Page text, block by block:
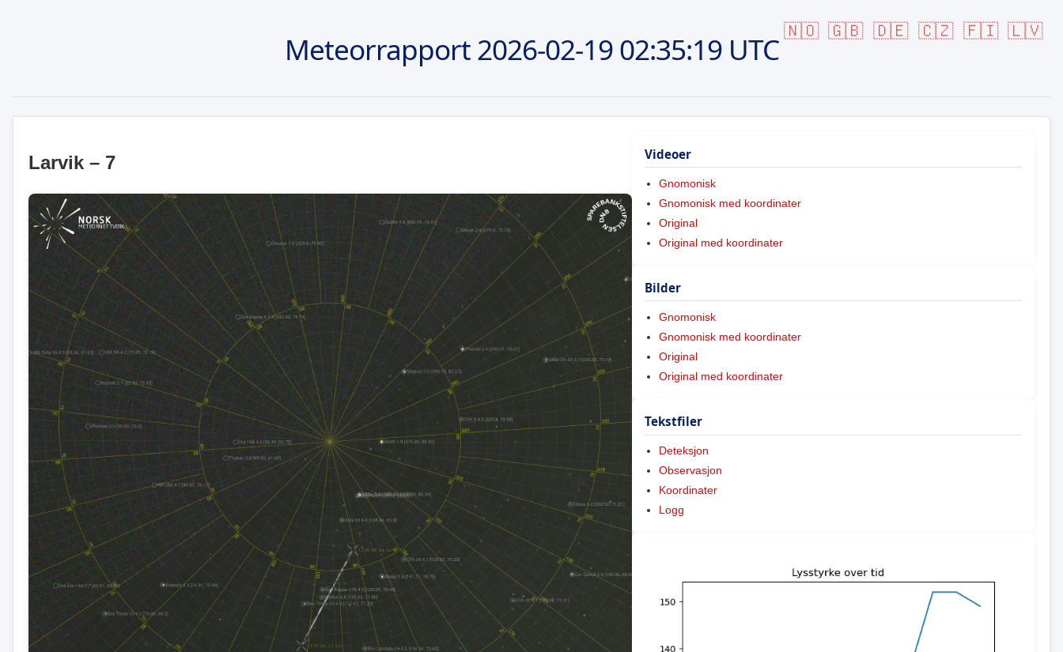
🇳🇴 🇬🇧 🇩🇪 🇨🇿 🇫🇮 🇱🇻
Meteorrapport2026-02-1902:35:19 UTC
Larvik – 7 Videoer
Gnomonisk
Gnomonisk med koordinater
Original
Original med koordinater
Bilder
Gnomonisk
Gnomonisk med koordinater
Original
Original med koordinater
Tekstfiler
Deteksjon
Observasjon
Koordinater
Logg